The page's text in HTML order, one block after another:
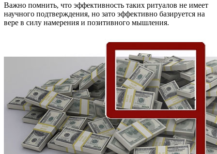
Важно помнить, что эффективность таких ритуалов не имеет
научного подтверждения, но зато эффективно базируется на
вере в силу намерения и позитивного мышления.